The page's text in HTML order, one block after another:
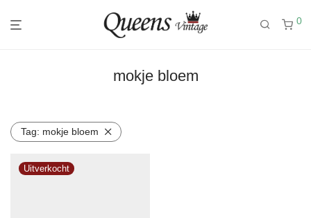
0
mokje bloem
Tag: mokje bloem